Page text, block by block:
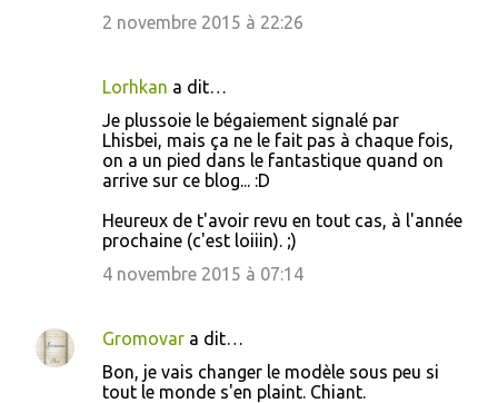
2 novembre 2015 à 22:26
Lorhkan a dit…
Je plussoie le bégaiement signalé par
Lhisbei, mais ça ne le fait pas à chaque fois,
on a un pied dans le fantastique quand on
arrive sur ce blog... :D
Heureux de t'avoir revu en tout cas, à l'année
prochaine (c'est loiiin). ;)
4 novembre 2015 à 07:14
Gromovar a dit…
Bon, je vais changer le modèle sous peu si
tout le monde s'en plaint. Chiant.